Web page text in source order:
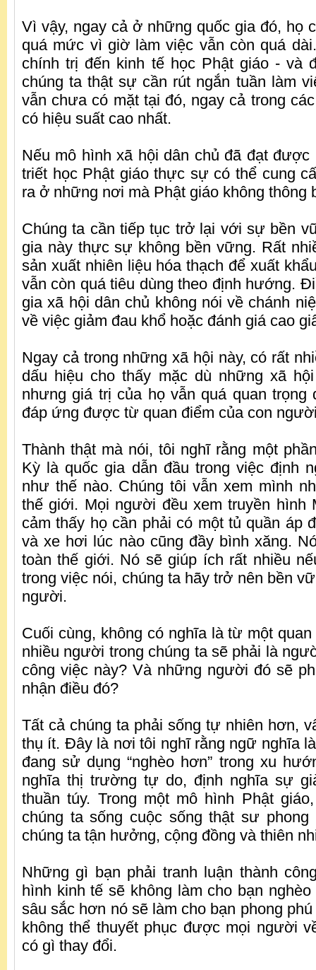
Vì vậy, ngay cả ở những quốc gia đó, họ
quá mức vì giờ làm việc vẫn còn quá
chính trị đến kinh tế học Phật giáo - và
chúng ta thật sự cần rút ngắn tuần làm
vẫn chưa có mặt tại đó, ngay cả trong
có hiệu suất cao nhất.
Nếu mô hình xã hội dân chủ đã đạt được
triết học Phật giáo thực sự có thể cung
ra ở những nơi mà Phật giáo không thông
Chúng ta cần tiếp tục trở lại với sự bền
gia này thực sự không bền vững. Rất
sản xuất nhiên liệu hóa thạch để xuất
vẫn còn quá tiêu dùng theo định hướng.
gia xã hội dân chủ không nói về chánh
về việc giảm đau khổ hoặc đánh giá cao
Ngay cả trong những xã hội này, có rất
dấu hiệu cho thấy mặc dù những xã
nhưng giá trị của họ vẫn quá quan trọng
đáp ứng được từ quan điểm của con
Thành thật mà nói, tôi nghĩ rằng một
Kỳ là quốc gia dẫn đầu trong việc định
như thế nào. Chúng tôi vẫn xem mình
thế giới. Mọi người đều xem truyền hình
cảm thấy họ cần phải có một tủ quần áp
và xe hơi lúc nào cũng đầy bình xăng.
toàn thế giới. Nó sẽ giúp ích rất nhiều
trong việc nói, chúng ta hãy trở nên bền
người.
Cuối cùng, không có nghĩa là từ một
nhiều người trong chúng ta sẽ phải là
công việc này? Và những người đó sẽ
nhận điều đó?
Tất cả chúng ta phải sống tự nhiên hơn,
thụ ít. Đây là nơi tôi nghĩ rằng ngữ nghĩa
đang sử dụng “nghèo hơn” trong xu
nghĩa thị trường tự do, định nghĩa sự
thuần túy. Trong một mô hình Phật
chúng ta sống cuộc sống thật sư
chúng ta tận hưởng, cộng đồng và thiên
Những gì bạn phải tranh luận thành
hình kinh tế sẽ không làm cho bạn
sâu sắc hơn nó sẽ làm cho bạn phong
không thể thuyết phục được mọi người
có gì thay đổi.